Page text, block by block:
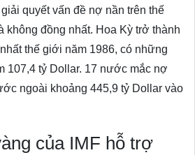
quyết vấn đề nợ nần trên thế
không đồng nhất. Hoa Kỳ trở thành
thế giới năm 1986, có những
107,4 tỷ Dollar. 17 nước mắc nợ
ngoài khoảng 445,9 tỷ Dollar vào
của IMF hỗ trợ